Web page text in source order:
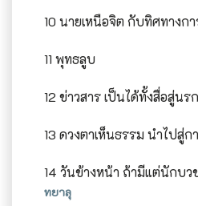
10 นายเหนือจิต กับทิศทางก
11 พุทธลูบ
12 ข่าวสาร เป็นได้ทั้งสื่อสู่น
13 ดวงตาเห็นธรรม นำไปสู่
ทยาลุ